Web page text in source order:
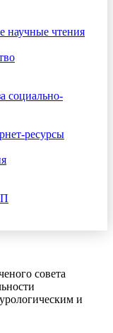
научные чтения
социально-
ресурсы
совета
и